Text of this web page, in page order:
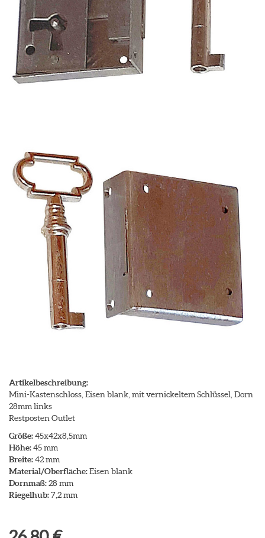
Artikelbeschreibung:
Mini-Kastenschloss, Eisen blank, mit vernickeltem Schlüssel, Dorn
28mm links
Restposten Outlet
Größe:45x42x8,5mm
Höhe:45 mm
Breite:42 mm
Material/Oberfläche:Eisen blank
Dornmaß:28 mm
Riegelhub:7,2 mm